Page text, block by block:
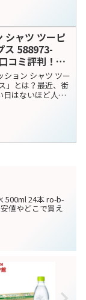
シャツ ツーピ
ス 588973-
コミ評判！最
か徹底調査
ション シャツ ツー
」とは？最近、街
日はないほど人気
500ml 24本 ro-b-
値やどこで買え